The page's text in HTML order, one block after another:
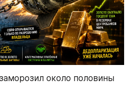
около половины